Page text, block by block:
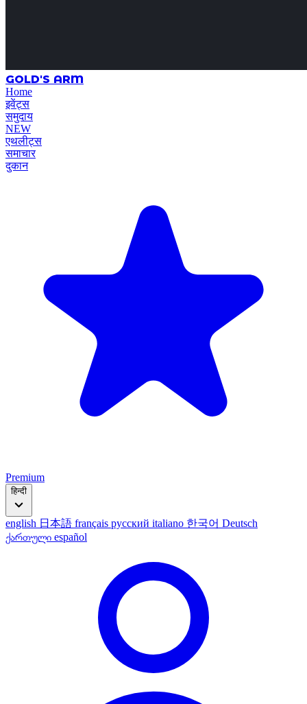
GOLD'S ARM
Home
इवेंट्स
समुदाय
NEW
एथलीट्स
समाचार
दुकान
Premium
हिन्दी
english 日本語 français русский italiano 한국어 Deutsch
ქართული español